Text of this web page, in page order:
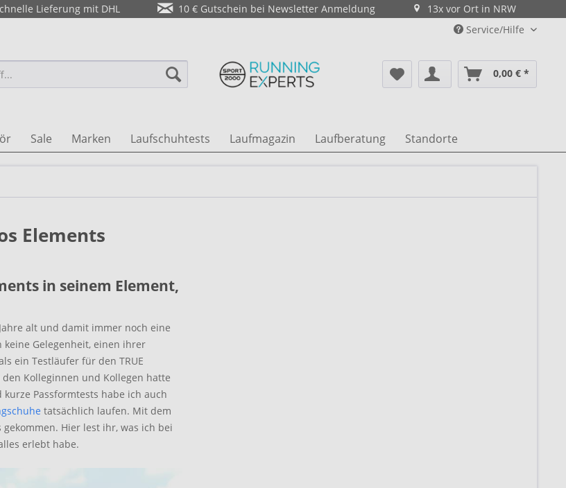
Lieferung mit DHL 10 € Gutschein bei Newsletter Anmeldung
13x vor Ort in NRW
Service/Hilfe
0,00 € *
Sale Marken Laufschuhtests Laufmagazin Laufberatung Standorte
Elements
in seinem Element,
alt und damit immer noch eine
Gelegenheit, einen ihrer
ein Testläufer für den TRUE
den Kolleginnen und Kollegen hatte
Passformtests habe ich auch
tatsächlich laufen. Mit dem
gekommen. Hier lest ihr, was ich bei
erlebt habe.